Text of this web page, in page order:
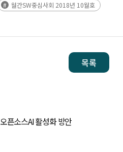
월간SW중심사회 2018년 10월호
목록
글로벌 AI 경쟁력 확보를 위한 오픈소스AI 활성화 방안